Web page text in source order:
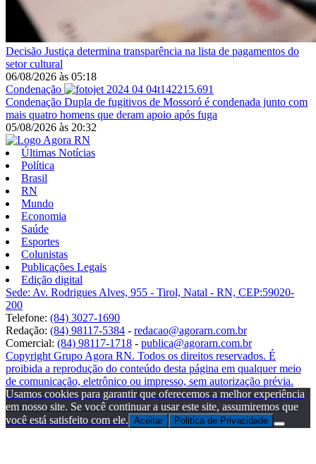
Decisão Justiça determina transparência na lista de pagamentos do
setor cultural
06/08/2026 às 05:18
Condenação
Condenação Dupla de fugitivos de Mossoró é condenada junto com
mais quatro homens que deram apoio após fuga
05/08/2026 às 20:32
Últimas Notícias
Política
Brasil
RN
Mundo
Economia
Saúde
Esportes
Colunistas
Publicações Legais
Edição digital
Sede: Av. Rodrigues Alves, 955 - Tirol, Natal - RN, CEP:59020-
200
Telefone: (84) 3027-1690
Redação: (84) 98117-5384 - redacao@agorarn.com.br
Comercial: (84) 98117-1718 - publica@agorarn.com.br
Copyright Grupo Agora RN. Todos os direitos reservados. É
proibida a reprodução do conteúdo desta página em qualquer meio
de comunicação, eletrônico ou impresso, sem autorização prévia.
Usamos cookies para garantir que oferecemos a melhor experiência
em nosso site. Se você continuar a usar este site, assumiremos que
você está satisfeito com ele. Aceitar Politica de Privacidade